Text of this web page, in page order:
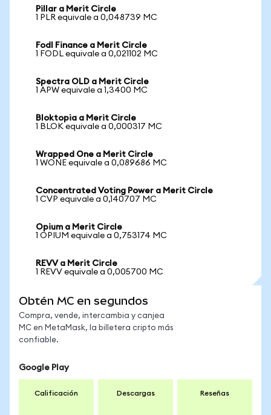
Pillar a Merit Circle
1 PLR equivale a 0,048739 MC
Fodl Finance a Merit Circle
1 FODL equivale a 0,021102 MC
Spectra OLD a Merit Circle
1 APW equivale a 1,3400 MC
Bloktopia a Merit Circle
1 BLOK equivale a 0,000317 MC
Wrapped One a Merit Circle
1 WONE equivale a 0,089686 MC
Concentrated Voting Power a Merit Circle
1 CVP equivale a 0,140707 MC
Opium a Merit Circle
1 OPIUM equivale a 0,753174 MC
REVV a Merit Circle
1 REVV equivale a 0,005700 MC
Obtén MC en segundos
Compra, vende, intercambia y canjea
MC en MetaMask, la billetera cripto más
confiable.
Google Play
Calificación Descargas Reseñas